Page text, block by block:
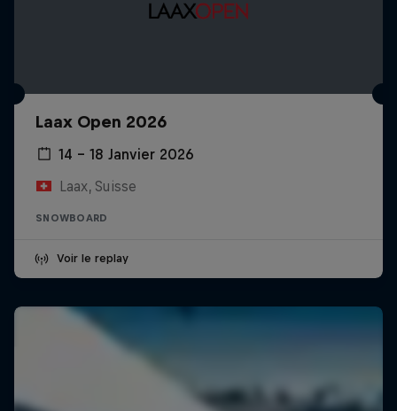
Laax Open 2026
14 – 18 Janvier 2026
Laax, Suisse
SNOWBOARD
Voir le replay